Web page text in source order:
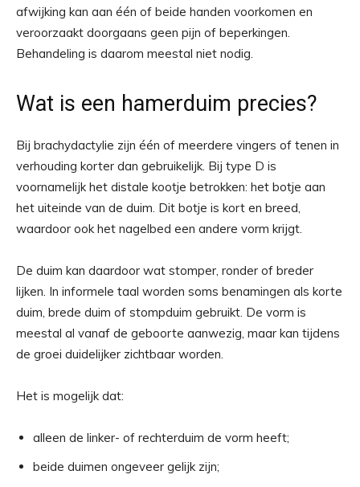
afwijking kan aan één of beide handen voorkomen en
veroorzaakt doorgaans geen pijn of beperkingen.
Behandeling is daarom meestal niet nodig.
Wat is een hamerduim precies?
Bij brachydactylie zijn één of meerdere vingers of tenen in
verhouding korter dan gebruikelijk. Bij type D is
voornamelijk het distale kootje betrokken: het botje aan
het uiteinde van de duim. Dit botje is kort en breed,
waardoor ook het nagelbed een andere vorm krijgt.
De duim kan daardoor wat stomper, ronder of breder
lijken. In informele taal worden soms benamingen als korte
duim, brede duim of stompduim gebruikt. De vorm is
meestal al vanaf de geboorte aanwezig, maar kan tijdens
de groei duidelijker zichtbaar worden.
Het is mogelijk dat:
alleen de linker- of rechterduim de vorm heeft;
beide duimen ongeveer gelijk zijn;